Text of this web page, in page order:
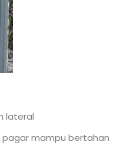
lateral
pagar mampu bertahan